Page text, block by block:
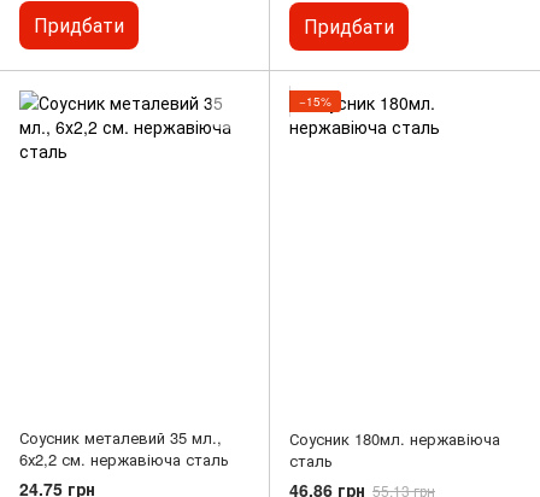
Придбати Придбати
Соусник металевий 35 мл.,
6х2,2 см. нержавіюча сталь
24.75 грн
−15%
Соусник 180мл. нержавіюча
сталь
46.86 грн 55.13 грн